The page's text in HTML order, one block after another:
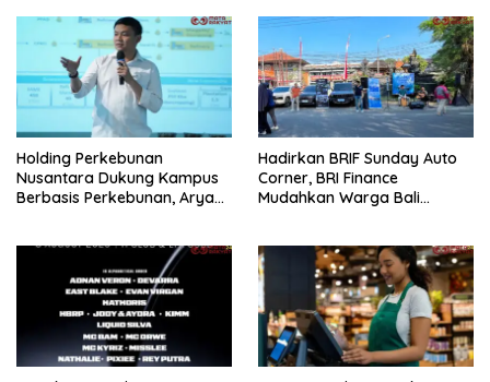
Holding Perkebunan
Nusantara Dukung Kampus
Berbasis Perkebunan, Arya
Pertama Magister ITSI
Hadirkan BRIF Sunday Auto
Corner, BRI Finance
Mudahkan Warga Bali